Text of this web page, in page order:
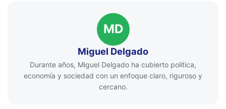
MD
Miguel Delgado
Durante años, Miguel Delgado ha cubierto política,
economía y sociedad con un enfoque claro, riguroso y
cercano.